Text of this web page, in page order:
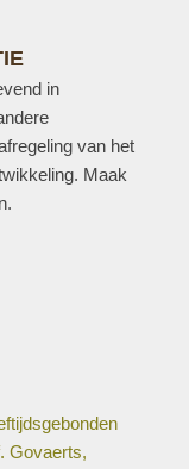
in
van het
Maak
Govaerts,